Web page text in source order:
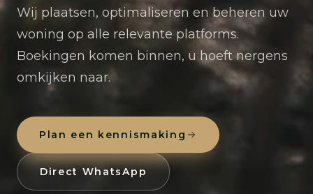
Wij plaatsen, optimaliseren en beheren uw
woning op alle relevante platforms.
Boekingen komen binnen, u hoeft nergens
omkijken naar.
Plan een kennismaking
Direct WhatsApp